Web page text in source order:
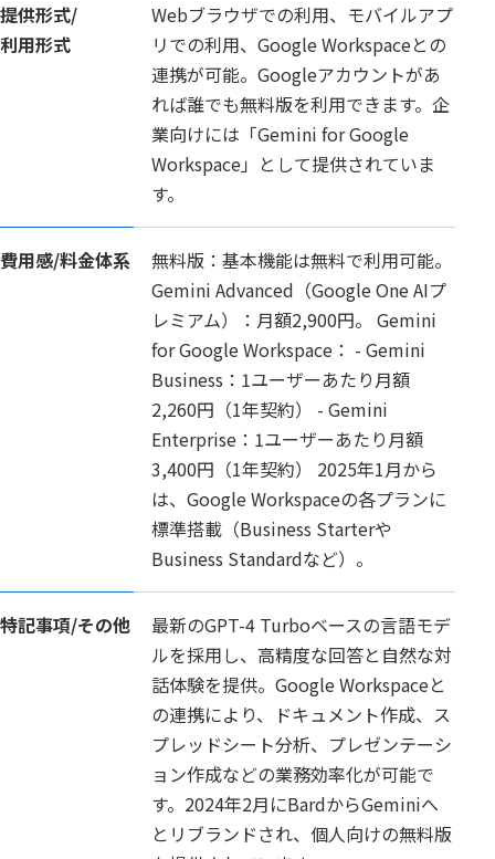
提供形式/
利用形式
Webブラウザでの利用、モバイルアプ
リでの利用、Google Workspaceとの
連携が可能。Googleアカウントがあ
れば誰でも無料版を利用できます。企
業向けには「Gemini for Google
Workspace」として提供されていま
す。
費用感/料金体系
無料版：基本機能は無料で利用可能。
Gemini Advanced（Google One AIプ
レミアム）：月額2,900円。 Gemini
for Google Workspace： - Gemini
Business：1ユーザーあたり月額
2,260円（1年契約） - Gemini
Enterprise：1ユーザーあたり月額
3,400円（1年契約） 2025年1月から
は、Google Workspaceの各プランに
標準搭載（Business Starterや
Business Standardなど）。
特記事項/その他
最新のGPT-4 Turboベースの言語モデ
ルを採用し、高精度な回答と自然な対
話体験を提供。Google Workspaceと
の連携により、ドキュメント作成、ス
プレッドシート分析、プレゼンテーシ
ョン作成などの業務効率化が可能で
す。2024年2月にBardからGeminiへ
とリブランドされ、個人向けの無料版